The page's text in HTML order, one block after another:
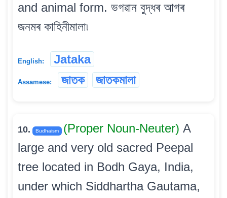
and animal form. ভগৱান বুদ্ধৰ আগৰ
জনমৰ কাহিনীমালা৷
English: Jataka
Assamese: জাতক জাতকমালা
10. Budhaism (Proper Noun-Neuter) A
large and very old sacred Peepal
tree located in Bodh Gaya, India,
under which Siddhartha Gautama,